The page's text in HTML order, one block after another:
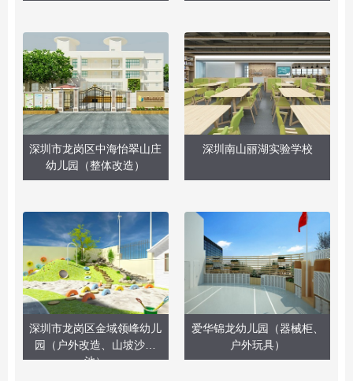
深圳市龙岗区中海怡翠山庄
幼儿园（整体改造）
深圳南山丽湖实验学校
深圳市龙岗区金域领峰幼儿
园（户外改造、山坡沙水
池）
爱华锦龙幼儿园（器械柜、
户外玩具）